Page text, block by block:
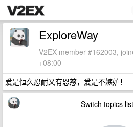
ExploreWay
V2EX member #162003,
+08:00
爱是恒久忍耐又有恩慈，爱是不嫉妒！
Switch topics list